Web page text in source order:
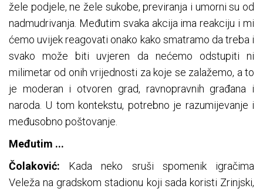
žele podjele, ne žele sukobe, previranja i umorni su od
nadmudrivanja. Međutim svaka akcija ima reakciju i mi
ćemo uvijek reagovati onako kako smatramo da treba i
svako može biti uvjeren da nećemo odstupiti ni
milimetar od onih vrijednosti za koje se zalažemo, a to
je moderan i otvoren grad, ravnopravnih građana i
naroda. U tom kontekstu, potrebno je razumijevanje i
međusobno poštovanje.
Međutim ...
Čolaković: Kada neko sruši spomenik igračima
Veleža na gradskom stadionu koji sada koristi Zrinjski,